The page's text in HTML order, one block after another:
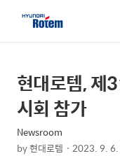
상
세
텐
본
문
제
목
현대로템, 제
시회 참가
Newsroom
by현대로템 2023. 9.